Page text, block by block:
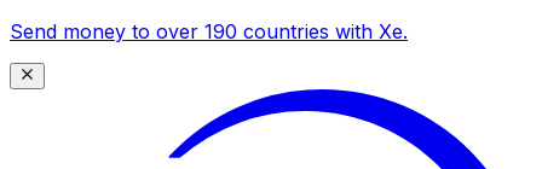
Send money to over 190 countries with Xe.